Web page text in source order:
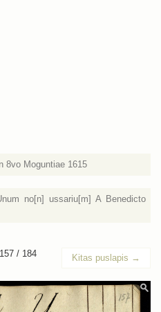
8vo Moguntiae 1615
no[n] ussariu[m] A Benedicto
157 / 184 Kitas puslapis →